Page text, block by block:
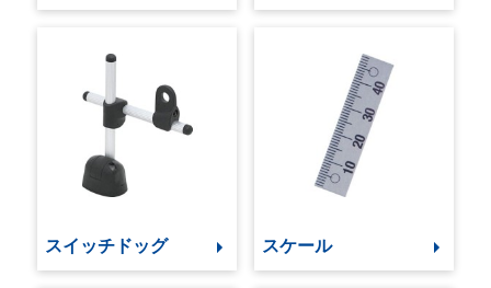
スイッチドッグ スケール